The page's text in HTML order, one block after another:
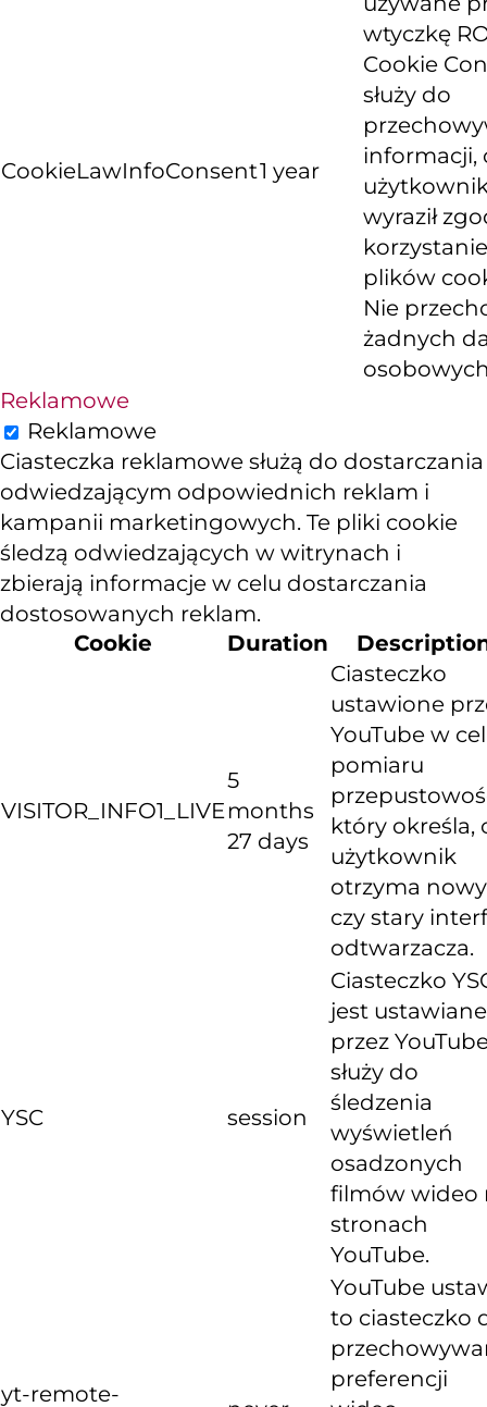
CookieLawInfoConsent1 year
wtyczkę
Cookie
służy do
informacji,
wyraził
plików
Nie
żadnych
Reklamowe
Reklamowe
Ciasteczka reklamowe służą do dostarczania
odwiedzającym odpowiednich reklam i
kampanii marketingowych. Te pliki cookie
śledzą odwiedzających w witrynach i
zbierają informacje w celu dostarczania
dostosowanych reklam.
Cookie
Duration
VISITOR_INFO1_LIVE
5
months
27 days
Ciasteczko
ustawione
YouTube w
pomiaru
który określa,
użytkownik
otrzyma
czy stary
odtwarzacza.
YSC session
Ciasteczko
jest ustawiane
przez
służy do
śledzenia
wyświetleń
osadzonych
filmów wideo
stronach
YouTube.
yt-remote-
YouTube
to ciasteczko
preferencji